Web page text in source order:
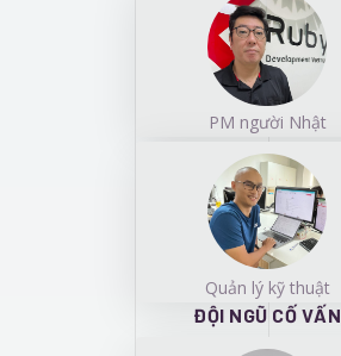
PM người Nhật
Quản lý kỹ thuật
ĐỘI NGŨ CỐ VẤN